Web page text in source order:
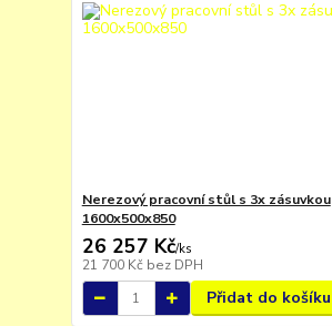
Nerezový pracovní stůl s 3x zásuvkou
1600x500x850
26 257 Kč/ks
21 700 Kč bez DPH
Přidat do košíku